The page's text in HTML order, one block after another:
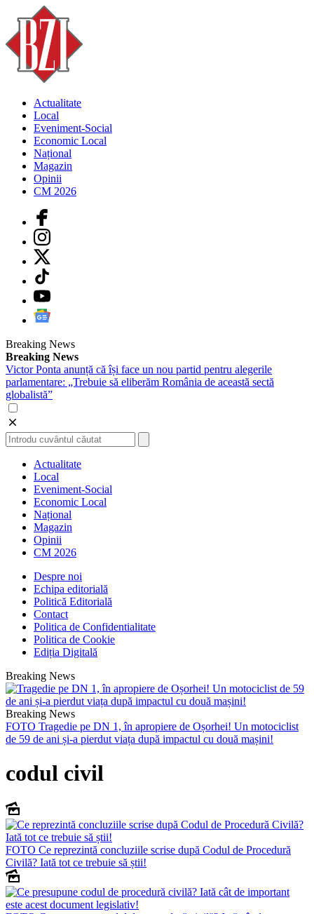
Actualitate
Local
Eveniment-Social
Economic Local
Național
Magazin
Opinii
CM 2026
Breaking News
Breaking News
Victor Ponta anunță că își face un nou partid pentru alegerile
parlamentare: „Trebuie să eliberăm România de această sectă
globalistă”
Actualitate
Local
Eveniment-Social
Economic Local
Național
Magazin
Opinii
CM 2026
Despre noi
Echipa editorială
Politică Editorială
Contact
Politica de Confidentialitate
Politica de Cookie
Ediția Digitală
Breaking News
Breaking News
FOTO Tragedie pe DN 1, în apropiere de Oșorhei! Un motociclist
de 59 de ani și-a pierdut viața după impactul cu două mașini!
codul civil
FOTO Ce reprezintă concluziile scrise după Codul de Procedură
Civilă? Iată tot ce trebuie să știi!